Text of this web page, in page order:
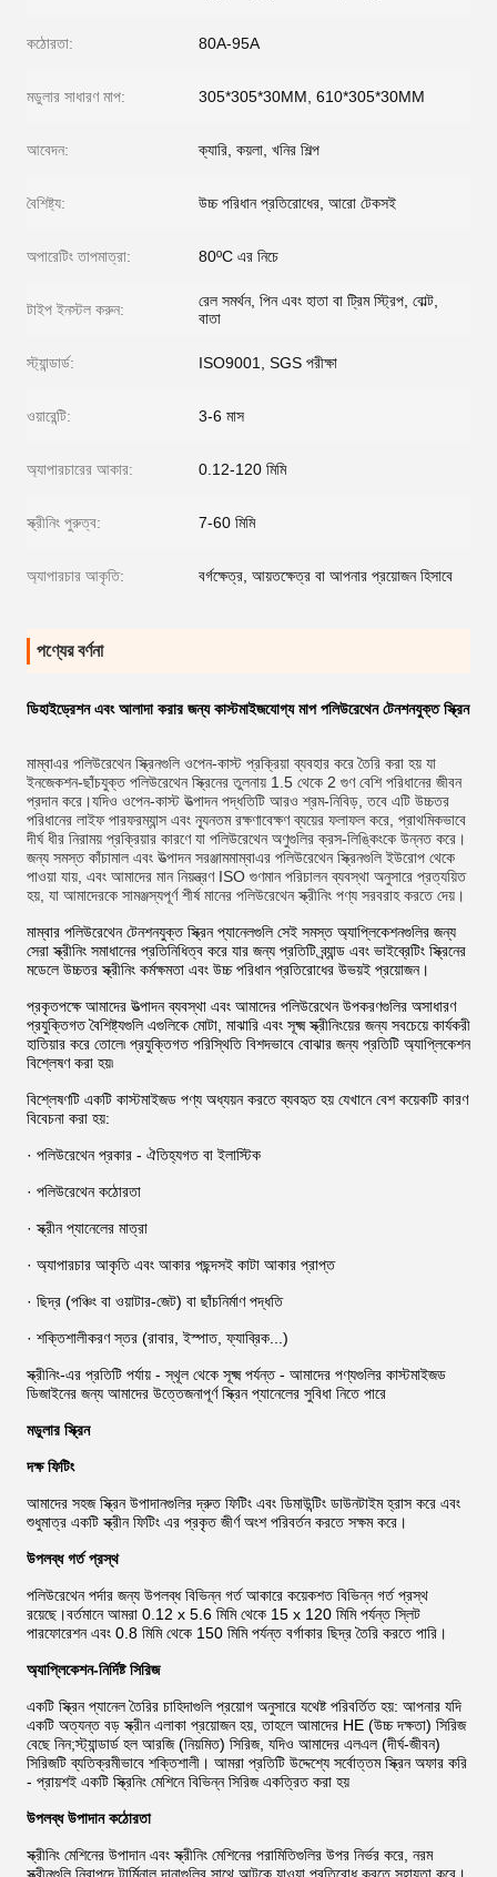
কঠোরতা: 80A-95A
মডুলার সাধারণ মাপ: 305*305*30MM, 610*305*30MM
আবেদন: ক্যারি, কয়লা, খনির শিল্প
বৈশিষ্ট্য: উচ্চ পরিধান প্রতিরোধের, আরো টেকসই
অপারেটিং তাপমাত্রা: 80ºC এর নিচে
টাইপ ইনস্টল করুন:
রেল সমর্থন, পিন এবং হাতা বা ট্রিম স্ট্রিপ, বোল্ট,
বাতা
স্ট্যান্ডার্ড: ISO9001, SGS পরীক্ষা
ওয়ারেন্টি: 3-6 মাস
অ্যাপারচারের আকার: 0.12-120 মিমি
স্ক্রীনিং পুরুত্ব: 7-60 মিমি
অ্যাপারচার আকৃতি: বর্গক্ষেত্র, আয়তক্ষেত্র বা আপনার প্রয়োজন হিসাবে
পণ্যের বর্ণনা
ডিহাইড্রেশন এবং আলাদা করার জন্য কাস্টমাইজযোগ্য মাপ পলিউরেথেন টেনশনযুক্ত স্ক্রিন
মাম্বাএর পলিউরেথেন স্ক্রিনগুলি ওপেন-কাস্ট প্রক্রিয়া ব্যবহার করে তৈরি করা হয় যা
ইনজেকশন-ছাঁচযুক্ত পলিউরেথেন স্ক্রিনের তুলনায় 1.5 থেকে 2 গুণ বেশি পরিধানের জীবন
প্রদান করে।যদিও ওপেন-কাস্ট উত্পাদন পদ্ধতিটি আরও শ্রম-নিবিড়, তবে এটি উচ্চতর
পরিধানের লাইফ পারফরম্যান্স এবং ন্যূনতম রক্ষণাবেক্ষণ ব্যয়ের ফলাফল করে, প্রাথমিকভাবে
দীর্ঘ ধীর নিরাময় প্রক্রিয়ার কারণে যা পলিউরেথেন অণুগুলির ক্রস-লিঙ্কিংকে উন্নত করে।
জন্য সমস্ত কাঁচামাল এবং উত্পাদন সরঞ্জামমাম্বাএর পলিউরেথেন স্ক্রিনগুলি ইউরোপ থেকে
পাওয়া যায়, এবং আমাদের মান নিয়ন্ত্রণ ISO গুণমান পরিচালন ব্যবস্থা অনুসারে প্রত্যয়িত
হয়, যা আমাদেরকে সামঞ্জস্যপূর্ণ শীর্ষ মানের পলিউরেথেন স্ক্রীনিং পণ্য সরবরাহ করতে দেয়।
মাম্বার পলিউরেথেন টেনশনযুক্ত স্ক্রিন প্যানেলগুলি সেই সমস্ত অ্যাপ্লিকেশনগুলির জন্য
সেরা স্ক্রীনিং সমাধানের প্রতিনিধিত্ব করে যার জন্য প্রতিটি ব্র্যান্ড এবং ভাইব্রেটিং স্ক্রিনের
মডেলে উচ্চতর স্ক্রীনিং কর্মক্ষমতা এবং উচ্চ পরিধান প্রতিরোধের উভয়ই প্রয়োজন।
প্রকৃতপক্ষে আমাদের উত্পাদন ব্যবস্থা এবং আমাদের পলিউরেথেন উপকরণগুলির অসাধারণ
প্রযুক্তিগত বৈশিষ্ট্যগুলি এগুলিকে মোটা, মাঝারি এবং সূক্ষ্ম স্ক্রীনিংয়ের জন্য সবচেয়ে কার্যকরী
হাতিয়ার করে তোলে৷ প্রযুক্তিগত পরিস্থিতি বিশদভাবে বোঝার জন্য প্রতিটি অ্যাপ্লিকেশন
বিশ্লেষণ করা হয়৷
বিশ্লেষণটি একটি কাস্টমাইজড পণ্য অধ্যয়ন করতে ব্যবহৃত হয় যেখানে বেশ কয়েকটি কারণ
বিবেচনা করা হয়:
· পলিউরেথেন প্রকার - ঐতিহ্যগত বা ইলাস্টিক
· পলিউরেথেন কঠোরতা
· স্ক্রীন প্যানেলের মাত্রা
· অ্যাপারচার আকৃতি এবং আকার পছন্দসই কাটা আকার প্রাপ্ত
· ছিদ্র (পঞ্চিং বা ওয়াটার-জেট) বা ছাঁচনির্মাণ পদ্ধতি
· শক্তিশালীকরণ স্তর (রাবার, ইস্পাত, ফ্যাব্রিক...)
স্ক্রীনিং-এর প্রতিটি পর্যায় - স্থূল থেকে সূক্ষ্ম পর্যন্ত - আমাদের পণ্যগুলির কাস্টমাইজড
ডিজাইনের জন্য আমাদের উত্তেজনাপূর্ণ স্ক্রিন প্যানেলের সুবিধা নিতে পারে
মডুলার স্ক্রিন
দক্ষ ফিটিং
আমাদের সহজ স্ক্রিন উপাদানগুলির দ্রুত ফিটিং এবং ডিমাউন্টিং ডাউনটাইম হ্রাস করে এবং
শুধুমাত্র একটি স্ক্রীন ফিটিং এর প্রকৃত জীর্ণ অংশ পরিবর্তন করতে সক্ষম করে।
উপলব্ধ গর্ত প্রস্থ
পলিউরেথেন পর্দার জন্য উপলব্ধ বিভিন্ন গর্ত আকারে কয়েকশত বিভিন্ন গর্ত প্রস্থ
রয়েছে।বর্তমানে আমরা 0.12 x 5.6 মিমি থেকে 15 x 120 মিমি পর্যন্ত স্লিট
পারফোরেশন এবং 0.8 মিমি থেকে 150 মিমি পর্যন্ত বর্গাকার ছিদ্র তৈরি করতে পারি।
অ্যাপ্লিকেশন-নির্দিষ্ট সিরিজ
একটি স্ক্রিন প্যানেল তৈরির চাহিদাগুলি প্রয়োগ অনুসারে যথেষ্ট পরিবর্তিত হয়: আপনার যদি
একটি অত্যন্ত বড় স্ক্রীন এলাকা প্রয়োজন হয়, তাহলে আমাদের HE (উচ্চ দক্ষতা) সিরিজ
বেছে নিন;স্ট্যান্ডার্ড হল আরজি (নিয়মিত) সিরিজ, যদিও আমাদের এলএল (দীর্ঘ-জীবন)
সিরিজটি ব্যতিক্রমীভাবে শক্তিশালী। আমরা প্রতিটি উদ্দেশ্যে সর্বোত্তম স্ক্রিন অফার করি
- প্রায়শই একটি স্ক্রিনিং মেশিনে বিভিন্ন সিরিজ একত্রিত করা হয়
উপলব্ধ উপাদান কঠোরতা
স্ক্রীনিং মেশিনের উপাদান এবং স্ক্রীনিং মেশিনের পরামিতিগুলির উপর নির্ভর করে, নরম